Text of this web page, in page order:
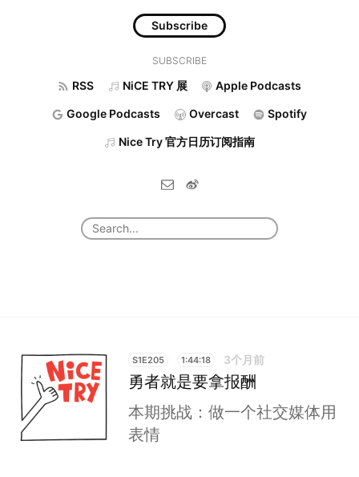
Subscribe
SUBSCRIBE
RSS NiCE TRY 展 Apple Podcasts
Google Podcasts Overcast Spotify
Nice Try 官方日历订阅指南
S1E205 1:44:18 3个月前
勇者就是要拿报酬
本期挑战：做一个社交媒体用
表情